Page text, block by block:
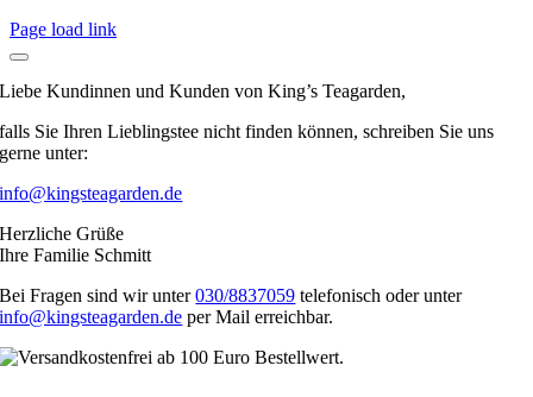
Page load link
Liebe Kundinnen und Kunden von King’s Teagarden,
falls Sie Ihren Lieblingstee nicht finden können, schreiben Sie uns
gerne unter:
info@kingsteagarden.de
Herzliche Grüße
Ihre Familie Schmitt
Bei Fragen sind wir unter030/8837059 telefonisch oder unter
info@kingsteagarden.de per Mail erreichbar.